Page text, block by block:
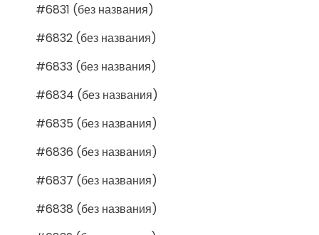
#6831 (без названия)
#6832 (без названия)
#6833 (без названия)
#6834 (без названия)
#6835 (без названия)
#6836 (без названия)
#6837 (без названия)
#6838 (без названия)